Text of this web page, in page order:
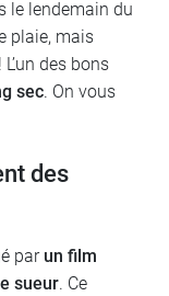
le lendemain du
plaie, mais
des bons
sec. On vous
des
par un film
sueur. Ce